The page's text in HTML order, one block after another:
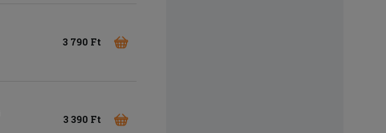
3 790 Ft
3 390 Ft